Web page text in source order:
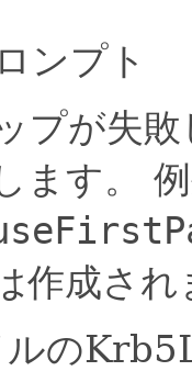
ンプト
プが失
ます。
作成され
ルの